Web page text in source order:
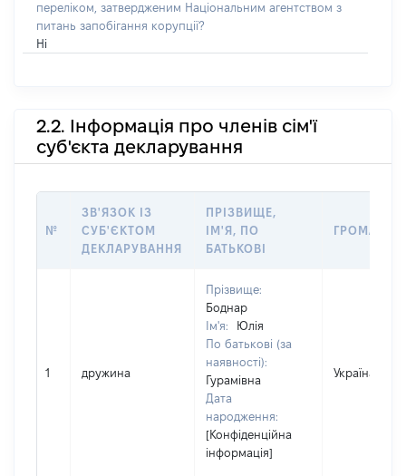
переліком, затвердженим Національним агентством з
питань запобігання корупції?
Ні
2.2. Інформація про членів сім'ї
суб'єкта декларування
№
ЗВ'ЯЗОК ІЗ
СУБ'ЄКТОМ
ДЕКЛАРУВАННЯ
ПРІЗВИЩЕ,
ІМ'Я, ПО
БАТЬКОВІ
1 дружина
Прізвище:
Боднар
Ім'я:
Юлія
По батькові (за
наявності):
Гурамівна
Дата
народження:
[Конфіденційна
інформація]
Україна